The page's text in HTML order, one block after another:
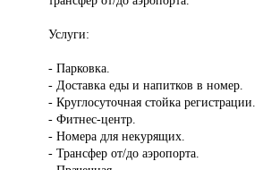
Услуги:
- Парковка.
- Доставка еды и напитков в номер.
- Круглосуточная стойка регистрации.
- Фитнес-центр.
- Номера для некурящих.
- Трансфер от/до аэропорта.